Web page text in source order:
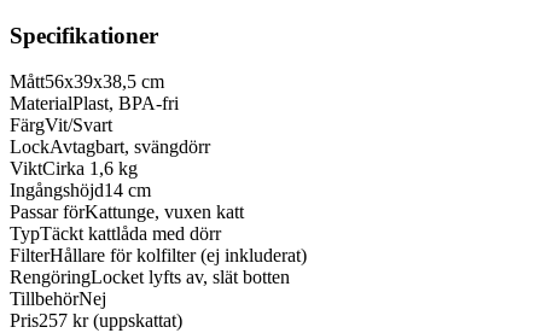
Specifikationer
Mått56x39x38,5 cm
MaterialPlast, BPA-fri
FärgVit/Svart
LockAvtagbart, svängdörr
ViktCirka 1,6 kg
Ingångshöjd14 cm
Passar förKattunge, vuxen katt
TypTäckt kattlåda med dörr
FilterHållare för kolfilter (ej inkluderat)
RengöringLocket lyfts av, slät botten
TillbehörNej
Pris257 kr (uppskattat)